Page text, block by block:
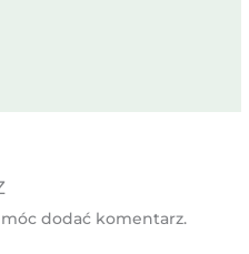
móc dodać komentarz.